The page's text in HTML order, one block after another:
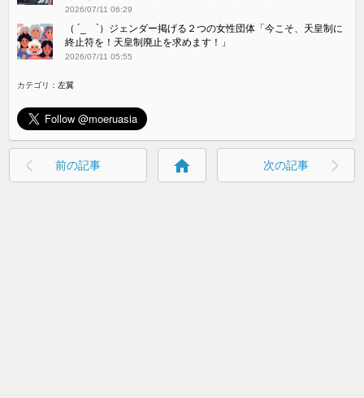
2026/07/11 06:29
（ ´_ゝ`）ジェンダー掲げる２つの女性団体「今こそ、天皇制に
終止符を！天皇制廃止を求めます！」
2026/07/11 05:55
カテゴリ：左翼
前の記事 home 次の記事